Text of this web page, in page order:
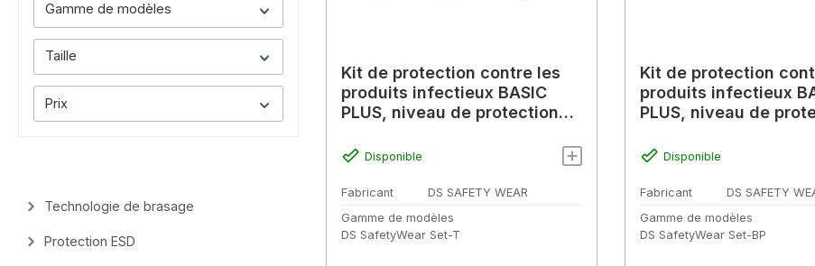
Gamme de modèles
Taille
Prix
Technologie de brasage
Protection ESD
Kit de protection contre les
produits infectieux BASIC
PLUS, niveau de protection
Disponible
Fabricant
DS SAFETY WEAR
Gamme de modèles
DS SafetyWear Set-T
Kit de protection
produits infectieux
PLUS, niveau de
Disponible
Fabricant
DS SAFETY
Gamme de modèles
DS SafetyWear Set-BP